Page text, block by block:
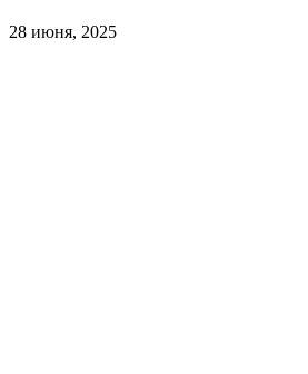
28 июня, 2025